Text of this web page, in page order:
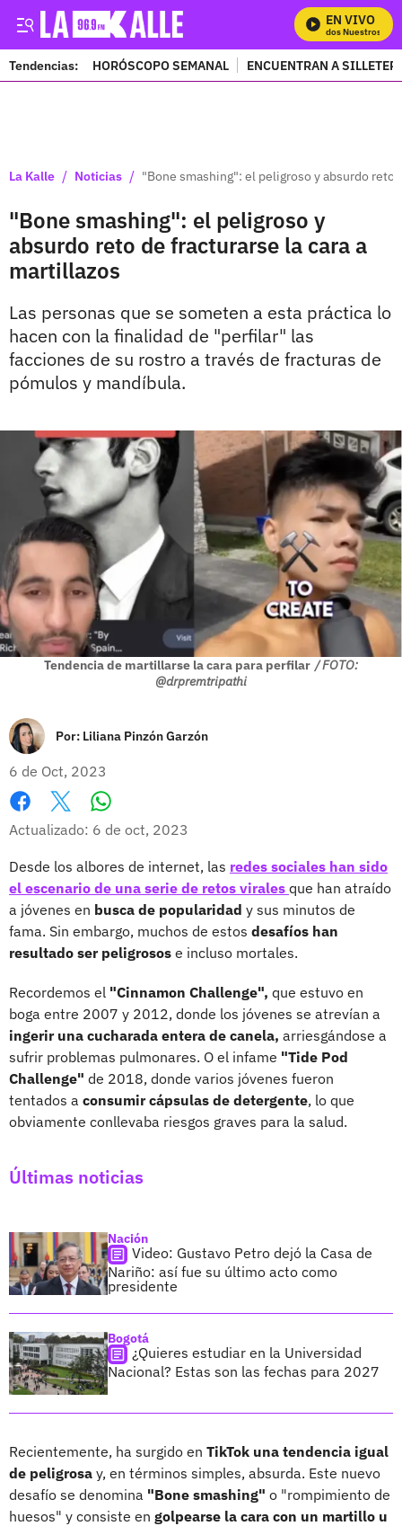
EN VIVO
Mira Todos Nuestros
Tendencias: HORÓSCOPO SEMANAL ENCUENTRAN A
La Kalle / Noticias / "Bone smashing": el peligroso y absurdo reto
"Bone smashing": el peligroso y
absurdo reto de fracturarse la cara a
martillazos
Las personas que se someten a esta práctica lo
hacen con la finalidad de "perfilar" las
facciones de su rostro a través de fracturas de
pómulos y mandíbula.
Tendencia de martillarse la cara para perfilar / FOTO:
@drpremtripathi
Por: Liliana Pinzón Garzón
6 de Oct, 2023
Facebook
X
Actualizado: 6 de oct, 2023
Desde los albores de internet, las redes sociales han sido
el escenario de una serie de retos virales que han atraído
a jóvenes en busca de popularidad y sus minutos de
fama. Sin embargo, muchos de estos desafíos han
resultado ser peligrosos e incluso mortales.
Recordemos el "Cinnamon Challenge", que estuvo en
boga entre 2007 y 2012, donde los jóvenes se atrevían a
ingerir una cucharada entera de canela, arriesgándose a
sufrir problemas pulmonares. O el infame "Tide Pod
Challenge" de 2018, donde varios jóvenes fueron
tentados a consumir cápsulas de detergente, lo que
obviamente conllevaba riesgos graves para la salud.
Últimas noticias
Nación
Video: Gustavo Petro dejó la Casa de
Nariño: así fue su último acto como
presidente
Bogotá
¿Quieres estudiar en la Universidad
Nacional? Estas son las fechas para 2027
Recientemente, ha surgido en TikTok una tendencia igual
de peligrosa y, en términos simples, absurda. Este nuevo
desafío se denomina "Bone smashing" o "rompimiento de
huesos" y consiste en golpearse la cara con un martillo u